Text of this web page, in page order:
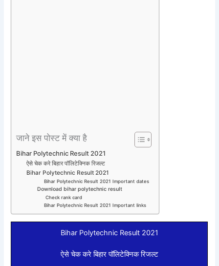
जाने इस पोस्ट में क्या है
Bihar Polytechnic Result 2021
ऐसे चेक करे बिहार पॉलिटेक्निक रिजल्ट
Bihar Polytechnic Result 2021
Bihar Polytechnic Result 2021 Important dates
Download bihar polytechnic result
Check rank card
Bihar Polytechnic Result 2021 Important links
Bihar Polytechnic Result 2021
ऐसे चेक करे बिहार पॉलिटेक्निक रिजल्ट